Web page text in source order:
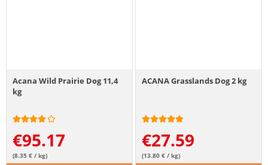
Acana Wild Prairie Dog 11,4
kg
€95.17
(8.35 € / kg)
ACANA Grasslands Dog 2 kg
€27.59
(13.80 € / kg)